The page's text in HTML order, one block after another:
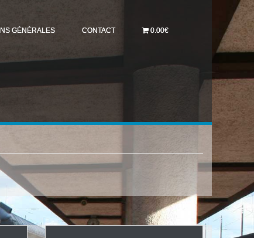
GÉNÉRALES CONTACT 0.00€